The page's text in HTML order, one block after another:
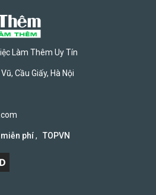
Làm Thêm Uy Tín
Cầu Giấy, Hà Nội
miễn phí, TOPVN